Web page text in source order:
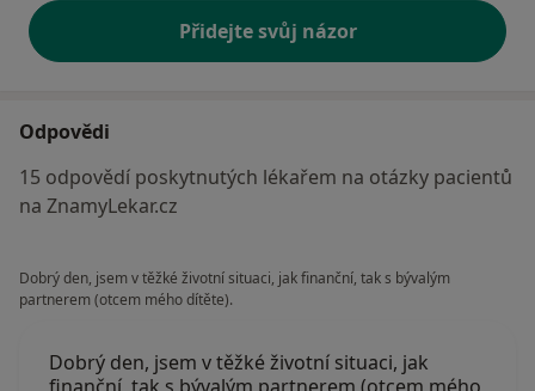
Přidejte svůj názor
Odpovědi
15 odpovědí poskytnutých lékařem na otázky pacientů
na ZnamyLekar.cz
Dobrý den, jsem v těžké životní situaci, jak finanční, tak s bývalým
partnerem (otcem mého dítěte).
Dobrý den, jsem v těžké životní situaci, jak